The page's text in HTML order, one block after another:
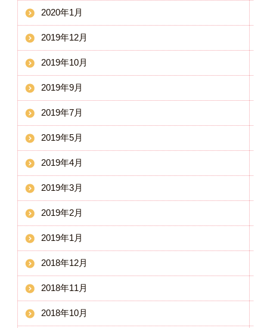
2020年1月
2019年12月
2019年10月
2019年9月
2019年7月
2019年5月
2019年4月
2019年3月
2019年2月
2019年1月
2018年12月
2018年11月
2018年10月